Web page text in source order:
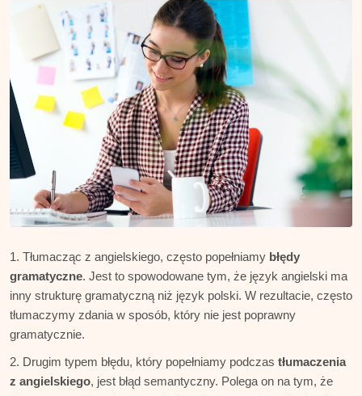
Tłumacząc z angielskiego, często popełniamy błędy
gramatyczne. Jest to spowodowane tym, że język angielski ma
inny strukturę gramatyczną niż język polski. W rezultacie, często
tłumaczymy zdania w sposób, który nie jest poprawny
gramatycznie.
Drugim typem błędu, który popełniamy podczas tłumaczenia
z angielskiego, jest błąd semantyczny. Polega on na tym, że